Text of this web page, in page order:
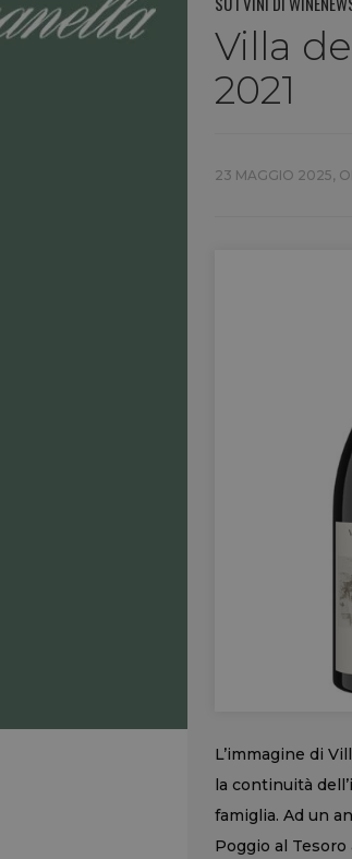
Villa
2021
23 MAGGIO 2025,
L’immagine di
la continuità
famiglia. Ad un
Poggio al